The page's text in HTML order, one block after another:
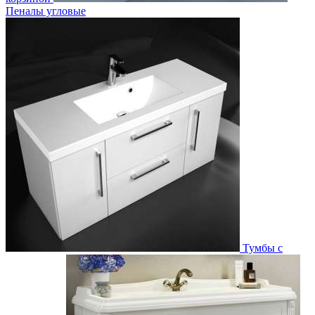
Пеналы угловые
Тумбы с